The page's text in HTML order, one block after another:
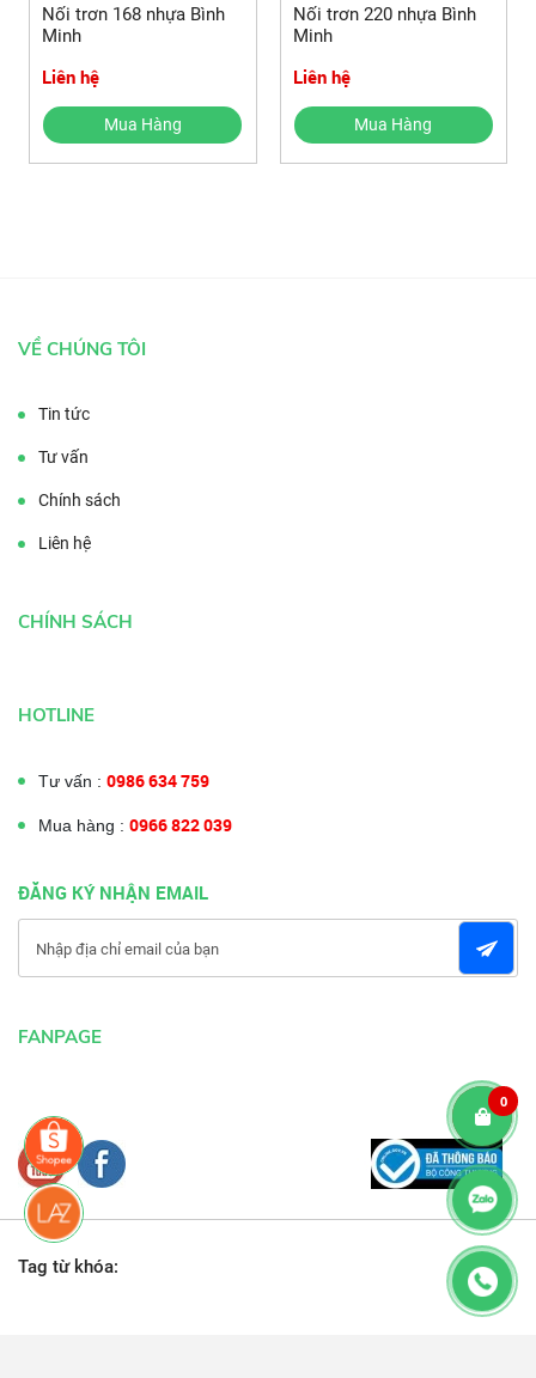
Nối trơn 168 nhựa Bình
Minh
Liên hệ
Mua Hàng
Nối trơn 220 nhựa Bình
Minh
Liên hệ
Mua Hàng
VỀ CHÚNG TÔI
Tin tức
Tư vấn
Chính sách
Liên hệ
CHÍNH SÁCH
HOTLINE
Tư vấn : 0986 634 759
Mua hàng : 0966 822 039
ĐĂNG KÝ NHẬN EMAIL
FANPAGE
Tag từ khóa:
0